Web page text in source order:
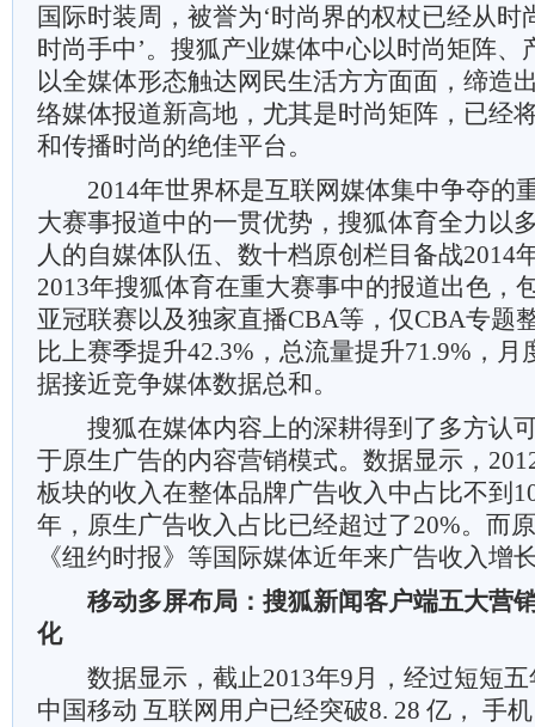
国际时装周，被誉为‘时尚界的权杖已经从时
时尚手中’。搜狐产业媒体中心以时尚矩阵、
以全媒体形态触达网民生活方方面面，缔造
络媒体报道新高地，尤其是时尚矩阵，已经
和传播时尚的绝佳平台。
2014年世界杯是互联网媒体集中争夺的
大赛事报道中的一贯优势，搜狐体育全力以
人的自媒体队伍、数十档原创栏目备战2014
2013年搜狐体育在重大赛事中的报道出色，
亚冠联赛以及独家直播CBA等，仅CBA专题
比上赛季提升42.3%，总流量提升71.9%，
据接近竞争媒体数据总和。
搜狐在媒体内容上的深耕得到了多方认
于原生广告的内容营销模式。数据显示，
板块的收入在整体品牌广告收入中占比不到
年，原生广告收入占比已经超过了20%。而
《纽约时报》等国际媒体近年来广告收入增
移动多屏布局：搜狐新闻客户端五大营
化
数据显示，截止2013年9月，经过短短五
中国移动 互联网用户已经突破8. 28 亿， 手